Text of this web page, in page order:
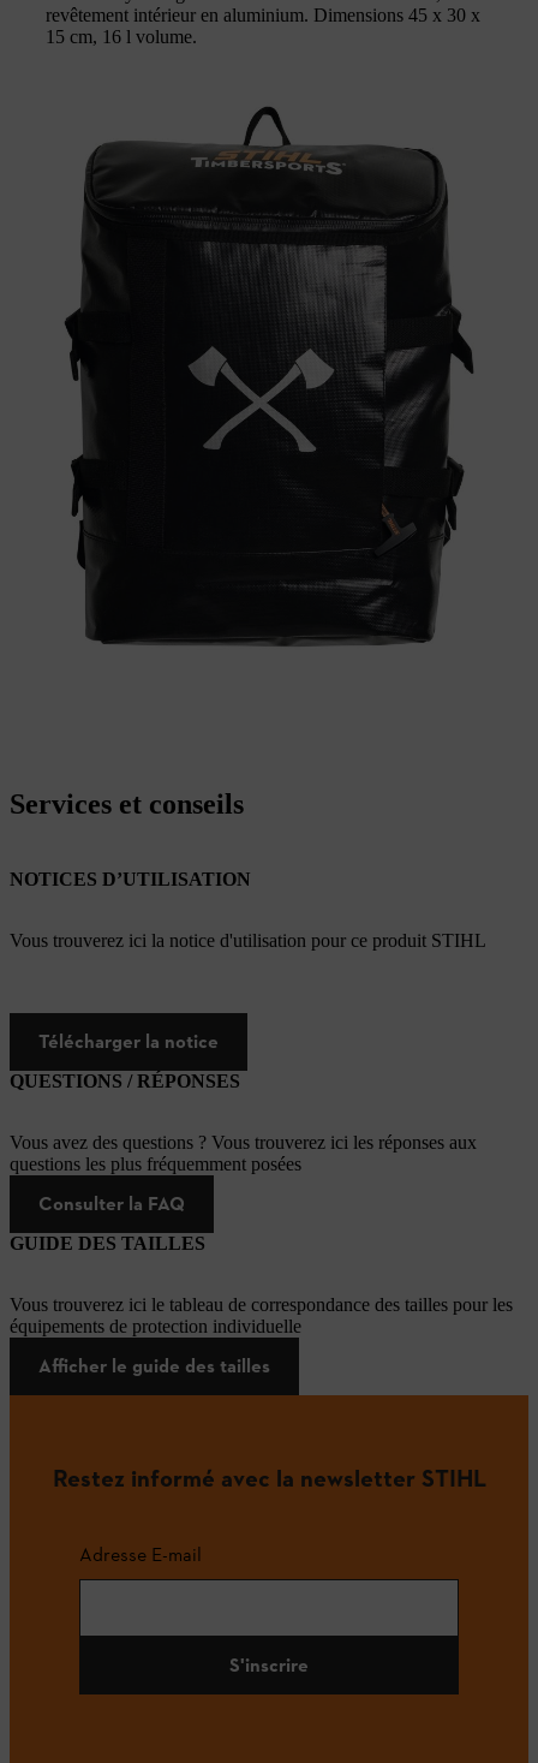
revêtement intérieur en aluminium. Dimensions 45 x 30 x
15 cm, 16 l volume.
Services et conseils
NOTICES D’UTILISATION
Vous trouverez ici la notice d'utilisation pour ce produit STIHL
Télécharger la notice
QUESTIONS / RÉPONSES
Vous avez des questions ? Vous trouverez ici les réponses aux
questions les plus fréquemment posées
Consulter la FAQ
GUIDE DES TAILLES
Vous trouverez ici le tableau de correspondance des tailles pour les
équipements de protection individuelle
Afficher le guide des tailles
Restez informé avec la newsletter STIHL
Adresse E-mail
S'inscrire